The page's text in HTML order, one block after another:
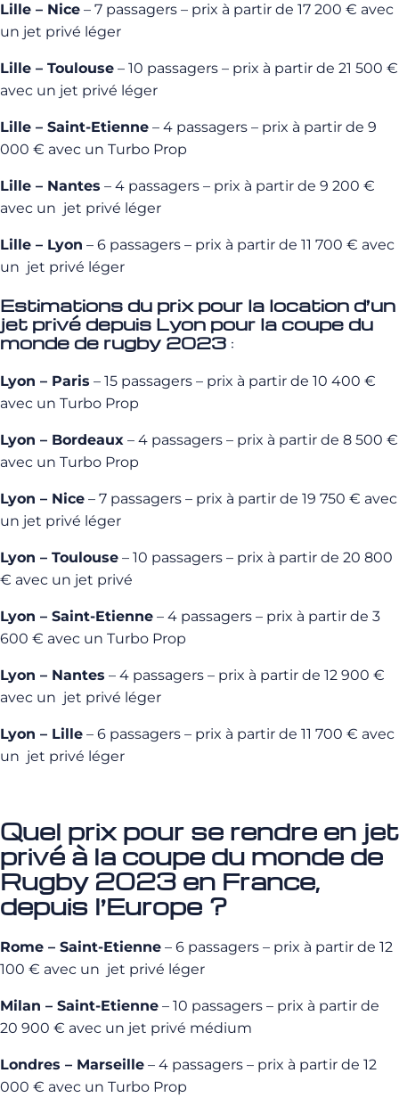
Lille – Nice – 7 passagers – prix à partir de 17 200 € avec
un jet privé léger
Lille – Toulouse – 10 passagers – prix à partir de 21 500 €
avec un jet privé léger
Lille – Saint-Etienne – 4 passagers – prix à partir de 9
000 € avec un Turbo Prop
Lille – Nantes – 4 passagers – prix à partir de 9 200 €
avec un jet privé léger
Lille – Lyon – 6 passagers – prix à partir de 11 700 € avec
un jet privé léger
Estimations du prix pour la location d’un
jet privé depuis Lyon pour la coupe du
monde de rugby 2023 :
Lyon – Paris – 15 passagers – prix à partir de 10 400 €
avec un Turbo Prop
Lyon – Bordeaux – 4 passagers – prix à partir de 8 500 €
avec un Turbo Prop
Lyon – Nice – 7 passagers – prix à partir de 19 750 € avec
un jet privé léger
Lyon – Toulouse – 10 passagers – prix à partir de 20 800
€ avec un jet privé
Lyon – Saint-Etienne – 4 passagers – prix à partir de 3
600 € avec un Turbo Prop
Lyon – Nantes – 4 passagers – prix à partir de 12 900 €
avec un jet privé léger
Lyon – Lille – 6 passagers – prix à partir de 11 700 € avec
un jet privé léger
Quel prix pour se rendre en jet
privé à la coupe du monde de
Rugby 2023 en France,
depuis l’Europe ?
Rome – Saint-Etienne – 6 passagers – prix à partir de 12
100 € avec un jet privé léger
Milan – Saint-Etienne – 10 passagers – prix à partir de
20 900 € avec un jet privé médium
Londres – Marseille – 4 passagers – prix à partir de 12
000 € avec un Turbo Prop